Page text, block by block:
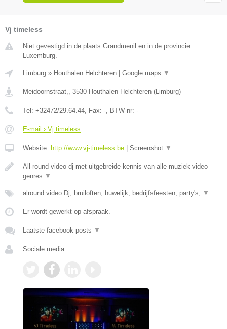
Vj timeless
Niet gevestigd in de plaats Grandmenil en in de provincie
Luxemburg.
Limburg » Houthalen Helchteren Google maps ▼
Meidoornstraat,, 3530 Houthalen Helchteren (Limburg)
Tel: +32472/29.64.44, Fax: -, BTW-nr: -
E-mail › Vj timeless
Website: http://www.vj-timeless.be Screenshot ▼
All-round video dj met uitgebreide kennis van alle muziek video
genres ▼
alround video Dj, bruiloften, huwelijk, bedrijfsfeesten, party's, ▼
Er wordt gewerkt op afspraak.
Laatste facebook posts ▼
Sociale media: